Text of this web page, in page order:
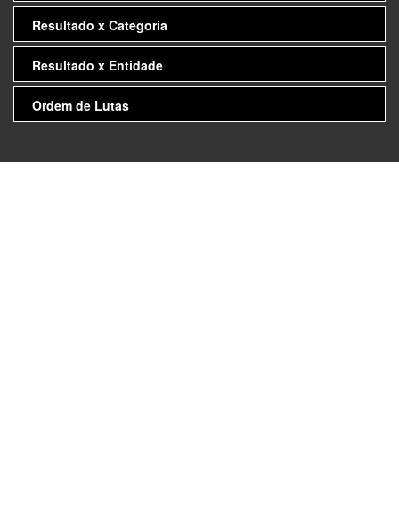
Resultado x Categoria
Resultado x Entidade
Ordem de Lutas